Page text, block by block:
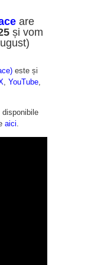
are
și vom
este și
YouTube
aici